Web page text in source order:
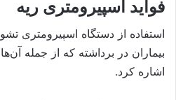
فواید اسپیرومتری ریه
استفاده از دستگاه اسپیرومتری
بیماران در برداشته که از جمله
اشاره کرد.